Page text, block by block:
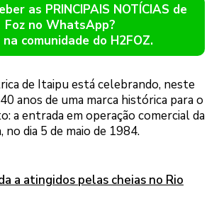
as PRINCIPAIS NOTÍCIAS de
Foz no WhatsApp?
comunidade do H2FOZ.
de Itaipu está celebrando, neste
anos de uma marca histórica para o
a entrada em operação comercial da
dia 5 de maio de 1984.
a atingidos pelas cheias no Rio